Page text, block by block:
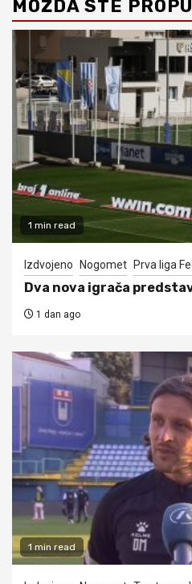
MOŽDA STE
1 min read
Izdvojeno Nogomet Prva liga
Dva nova igrača
1 dan ago
1 min read